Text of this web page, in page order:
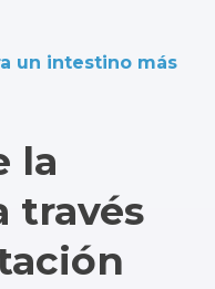
un intestino más
la
través